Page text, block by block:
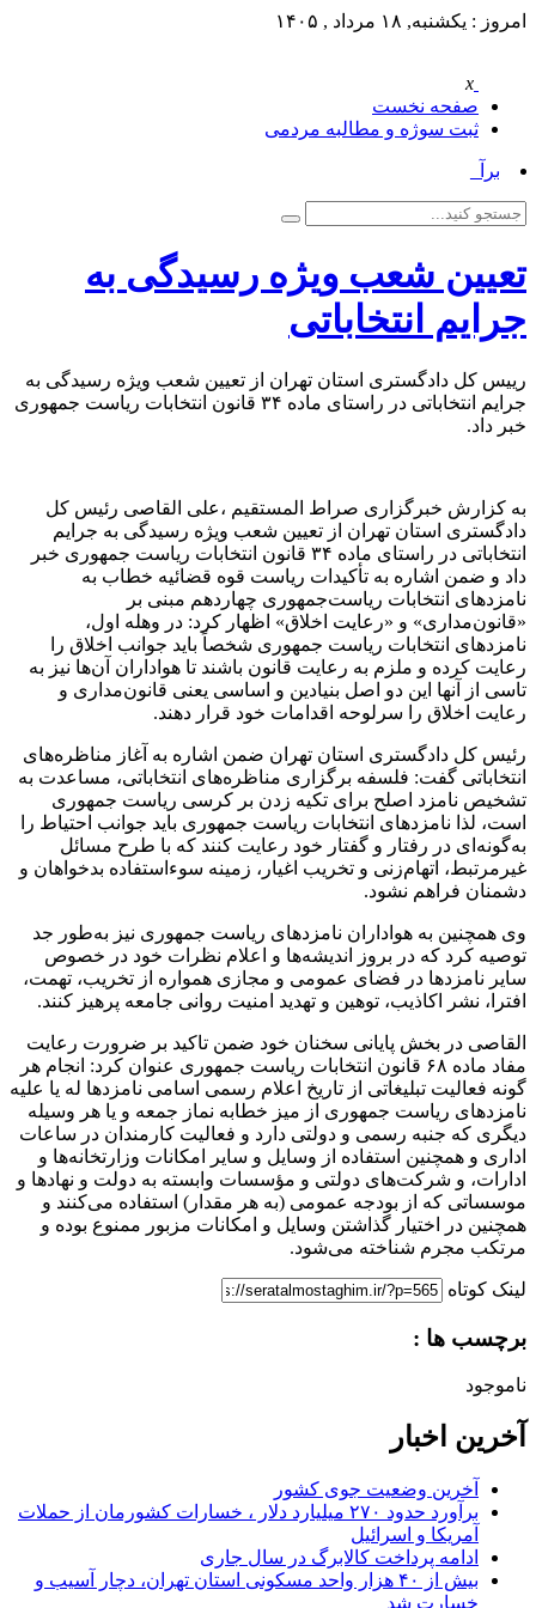
امروز : یکشنبه, ۱۸ مرداد , ۱۴۰۵
x
صفحه نخست
ثبت سوژه و مطالبه مردمی
برآور_
تعیین شعب ویژه رسیدگی به
جرایم انتخاباتی
رییس کل دادگستری استان تهران از تعیین شعب ویژه رسیدگی به
جرایم انتخاباتی در راستای ماده ۳۴ قانون انتخابات ریاست جمهوری
خبر داد.
به کزارش خبرگزاری صراط المستقیم ،علی القاصی رئیس کل
دادگستری استان تهران از تعیین شعب ویژه رسیدگی به جرایم
انتخاباتی در راستای ماده ۳۴ قانون انتخابات ریاست جمهوری خبر
داد و ضمن اشاره به تأکیدات ریاست قوه قضائیه خطاب به
نامزدهای انتخابات ریاست‌جمهوری چهاردهم مبنی بر
«قانون‌مداری» و «رعایت اخلاق» اظهار کرد: در وهله اول،
نامزدهای انتخابات ریاست جمهوری شخصاً باید جوانب اخلاق را
رعایت کرده و ملزم به رعایت قانون باشند تا هواداران آن‌ها نیز به
تاسی از آنها این دو اصل بنیادین و اساسی یعنی قانون‌مداری و
رعایت اخلاق را سرلوحه اقدامات خود قرار دهند.
رئیس کل دادگستری استان تهران ضمن اشاره به آغاز مناظره‌های
انتخاباتی گفت: فلسفه برگزاری مناظره‌های انتخاباتی، مساعدت به
تشخیص نامزد اصلح برای تکیه زدن بر کرسی ریاست جمهوری
است، لذا نامزدهای انتخابات ریاست جمهوری باید جوانب احتیاط را
به‌گونه‌ای در رفتار و گفتار خود رعایت کنند که با طرح مسائل
غیرمرتبط، اتهام‌زنی و تخریب اغیار، زمینه سوءاستفاده بدخواهان و
دشمنان فراهم نشود.
وی همچنین به هواداران نامزدهای ریاست جمهوری نیز به‌طور جد
توصیه کرد که در بروز اندیشه‌ها و اعلام نظرات خود در خصوص
سایر نامزدها در فضای عمومی و مجازی همواره از تخریب، تهمت،
افترا، نشر اکاذیب، توهین و تهدید امنیت روانی جامعه پرهیز کنند.
القاصی در بخش پایانی سخنان خود ضمن تاکید بر ضرورت رعایت
مفاد ماده ۶۸ قانون انتخابات ریاست جمهوری عنوان کرد: انجام هر
گونه فعالیت تبلیغاتی از تاریخ اعلام رسمی اسامی نامزدها له یا علیه
نامزدهای ریاست جمهوری از میز خطابه نماز جمعه و یا هر وسیله
دیگری که جنبه رسمی و دولتی دارد و فعالیت کارمندان در ساعات
اداری و همچنین استفاده از وسایل و سایر امکانات وزارتخانه‌ها و
ادارات، و شرکت‌های دولتی و مؤسسات وابسته به دولت و نهادها و
موسساتی که از بودجه عمومی (به هر مقدار) استفاده می‌کنند و
همچنین در اختیار گذاشتن وسایل و امکانات مزبور ممنوع بوده و
مرتکب مجرم شناخته می‌شود.
لینک کوتاه
برچسب ها :
ناموجود
آخرین اخبار
آخرین وضعیت جوی کشور
برآورد حدود ۲۷۰ میلیارد دلار ، خسارات کشورمان از حملات
آمریکا و اسرائیل
ادامه پرداخت کالابرگ در سال جاری
بیش از ۴۰ هزار واحد مسکونی استان تهران، دچار آسیب و
خسارت شد